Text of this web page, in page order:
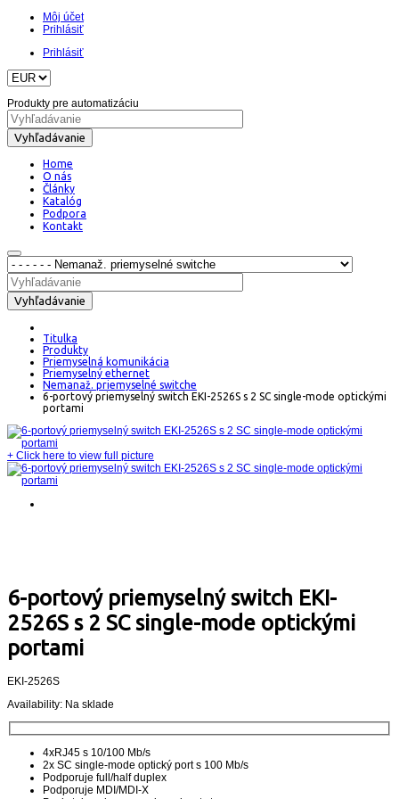
Môj účet
Prihlásiť
Prihlásiť
Produkty pre automatizáciu
Vyhľadávanie
Home
O nás
Články
Katalóg
Podpora
Kontakt
Vyhľadávanie
Titulka
Produkty
Priemyselná komunikácia
Priemyselný ethernet
Nemanaž. priemyselné switche
6-portový priemyselný switch EKI-2526S s 2 SC single-mode optickými
portami
+ Click here to view full picture
6-portový priemyselný switch EKI-
2526S s 2 SC single-mode optickými
portami
EKI-2526S
Availability: Na sklade
4xRJ45 s 10/100 Mb/s
2x SC single-mode optický port s 100 Mb/s
Podporuje full/half duplex
Podporuje MDI/MDI-X